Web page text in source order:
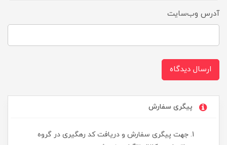
آدرس وب‌سایت
ارسال دیدگاه
پیگری سفارش
جهت پیگری سفارش و دریافت کد رهگیری در گروه